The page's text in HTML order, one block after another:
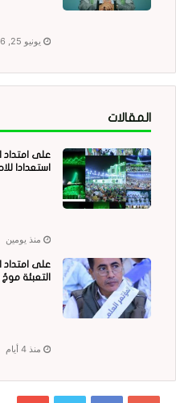
يونيو 25, 2026
المقالات
على امتداد
استعدادا
منذ يومين
على امتداد
التعبئة
منذ 4 أيام